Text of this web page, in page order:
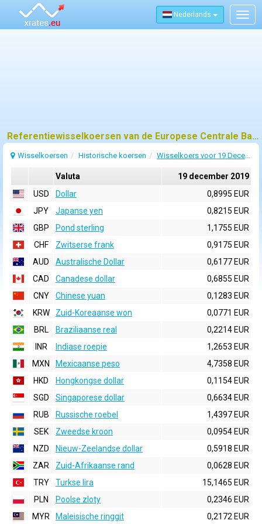
Nederlands
Referentiewisselkoersen van de Europese Centrale Bank (ECB) voor 19 december 2019
Wisselkoersen Historische koersen Wisselkoers voor 19 December 2019
Valuta
19 december 2019
USD
Dollar
0,8995 EUR
JPY
Japanse yen
0,8215 EUR
GBP
Pond sterling
1,1755 EUR
CHF
Zwitserse frank
0,9175 EUR
AUD
Australische Dollar
0,6177 EUR
CAD
Canadese dollar
0,6855 EUR
CNY
Chinese yuan
0,1283 EUR
KRW
Zuid-Koreaanse won
0,0771 EUR
BRL
Braziliaanse real
0,2214 EUR
INR
Indiase roepie
1,2653 EUR
MXN
Mexicaanse peso
4,7358 EUR
HKD
Hongkongse dollar
0,1154 EUR
SGD
Singaporese dollar
0,6634 EUR
RUB
Russische roebel
1,4397 EUR
SEK
Zweedse kroon
0,0954 EUR
NZD
Nieuw-Zeelandse dollar
0,5918 EUR
ZAR
Zuid-Afrikaanse rand
0,0628 EUR
TRY
Turkse lira
15,1465 EUR
PLN
Poolse zloty
0,2346 EUR
MYR
Maleisische ringgit
0,2172 EUR